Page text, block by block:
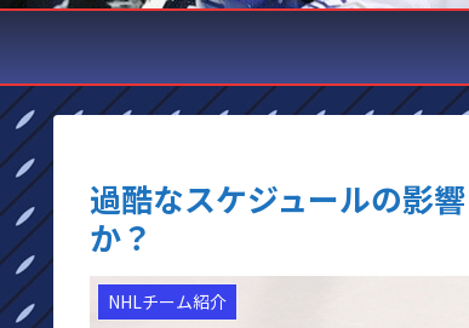
過酷なスケジュールの影
か？
NHLチーム紹介